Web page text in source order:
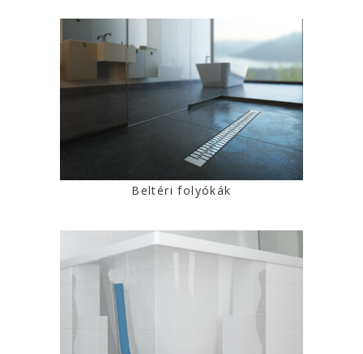
Beltéri folyókák